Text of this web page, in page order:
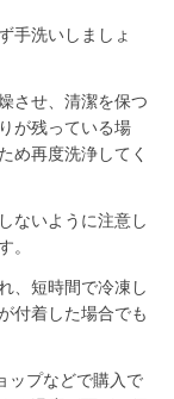
手洗いしましょ
させ、清潔を保つ
が残っている場
め再度洗浄してく
ないように注意し
。
、短時間で冷凍し
付着した場合でも
ップなどで購入で